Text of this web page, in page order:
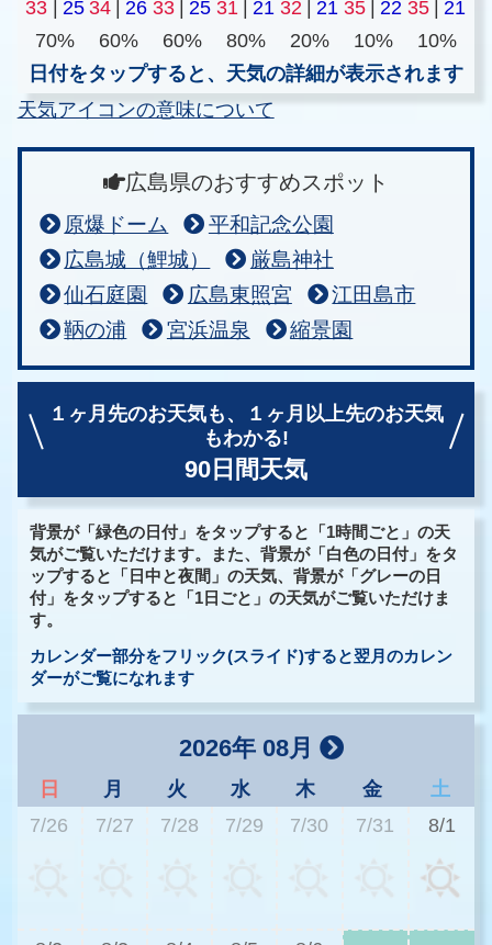
33 | 25 34 | 26 33 | 25 31 | 21 32 | 21 35 | 22 35 | 21
70%
60% 60% 80% 20% 10%
10%
日付をタップすると、天気の詳細が表示されます
天気アイコンの意味について
広島県のおすすめスポット
原爆ドーム
平和記念公園
広島城（鯉城）
厳島神社
仙石庭園
広島東照宮
江田島市
鞆の浦
宮浜温泉 縮景園
１ヶ月先のお天気も、
１ヶ月以上先のお天気
もわかる!
90日間天気
背景が「緑色の日付」をタップすると「1時間ごと」の天
気がご覧いただけます。また、背景が「白色の日付」をタ
ップすると「日中と夜間」の天気、背景が「グレーの日
付」をタップすると「1日ごと」の天気がご覧いただけま
す。
カレンダー部分をフリック(スライド)すると翌月のカレン
ダーがご覧になれます
2026年 08月
日 月 火 水 木 金
土
7/26
7/27 7/28 7/29 7/30 7/31 8/1